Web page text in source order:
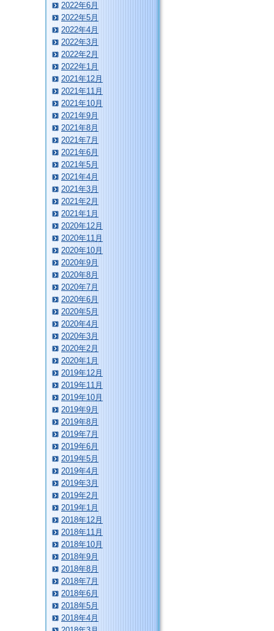
2022年6月
2022年5月
2022年4月
2022年3月
2022年2月
2022年1月
2021年12月
2021年11月
2021年10月
2021年9月
2021年8月
2021年7月
2021年6月
2021年5月
2021年4月
2021年3月
2021年2月
2021年1月
2020年12月
2020年11月
2020年10月
2020年9月
2020年8月
2020年7月
2020年6月
2020年5月
2020年4月
2020年3月
2020年2月
2020年1月
2019年12月
2019年11月
2019年10月
2019年9月
2019年8月
2019年7月
2019年6月
2019年5月
2019年4月
2019年3月
2019年2月
2019年1月
2018年12月
2018年11月
2018年10月
2018年9月
2018年8月
2018年7月
2018年6月
2018年5月
2018年4月